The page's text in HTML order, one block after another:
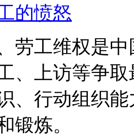
的愤怒
劳工维权是
、上访等争
、行动组织
锻炼。